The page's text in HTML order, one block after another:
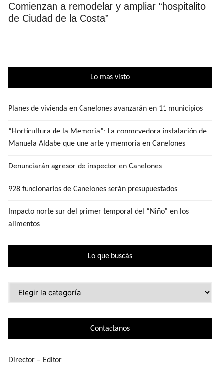
Comienzan a remodelar y ampliar “hospitalito
de Ciudad de la Costa”
Lo mas visto
Planes de vivienda en Canelones avanzarán en 11 municipios
“Horticultura de la Memoria”: La conmovedora instalación de
Manuela Aldabe que une arte y memoria en Canelones
Denunciarán agresor de inspector en Canelones
928 funcionarios de Canelones serán presupuestados
Impacto norte sur del primer temporal del “Niño” en los
alimentos
Lo que buscás
Contactanos
Director – Editor